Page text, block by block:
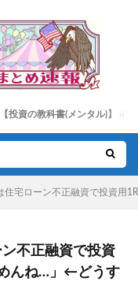
【投資の教科書(メンタル)】
住宅ローン不正融資で投資
不正融資で投資
んね…」←どうす